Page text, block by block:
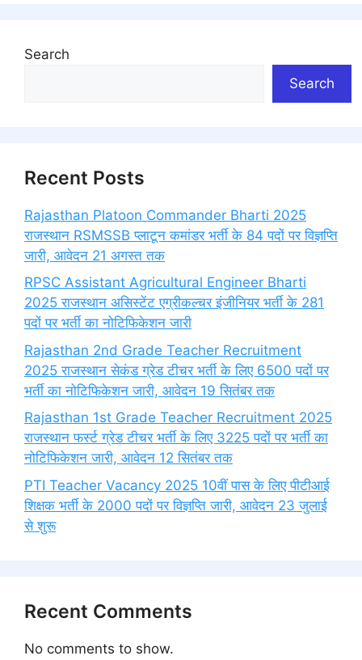
Search
Search
Recent Posts
Rajasthan Platoon Commander Bharti 2025
राजस्थान RSMSSB प्लाटून कमांडर भर्ती के 84 पदों पर विज्ञप्ति
जारी, आवेदन 21 अगस्त तक
RPSC Assistant Agricultural Engineer Bharti
2025 राजस्थान असिस्टेंट एग्रीकल्चर इंजीनियर भर्ती के 281
पदों पर भर्ती का नोटिफिकेशन जारी
Rajasthan 2nd Grade Teacher Recruitment
2025 राजस्थान सेकंड ग्रेड टीचर भर्ती के लिए 6500 पदों पर
भर्ती का नोटिफिकेशन जारी, आवेदन 19 सितंबर तक
Rajasthan 1st Grade Teacher Recruitment 2025
राजस्थान फर्स्ट ग्रेड टीचर भर्ती के लिए 3225 पदों पर भर्ती का
नोटिफिकेशन जारी, आवेदन 12 सितंबर तक
PTI Teacher Vacancy 2025 10वीं पास के लिए पीटीआई
शिक्षक भर्ती के 2000 पदों पर विज्ञप्ति जारी, आवेदन 23 जुलाई
से शुरू
Recent Comments
No comments to show.